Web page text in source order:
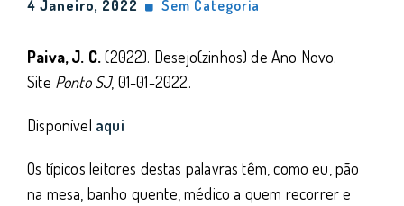
4 Janeiro, 2022 Sem Categoria
Paiva, J. C.(2022). Desejo(zinhos) de Ano Novo.
Site Ponto SJ, 01-01-2022.
Disponível aqui
Os típicos leitores destas palavras têm, como eu, pão
na mesa, banho quente, médico a quem recorrer e